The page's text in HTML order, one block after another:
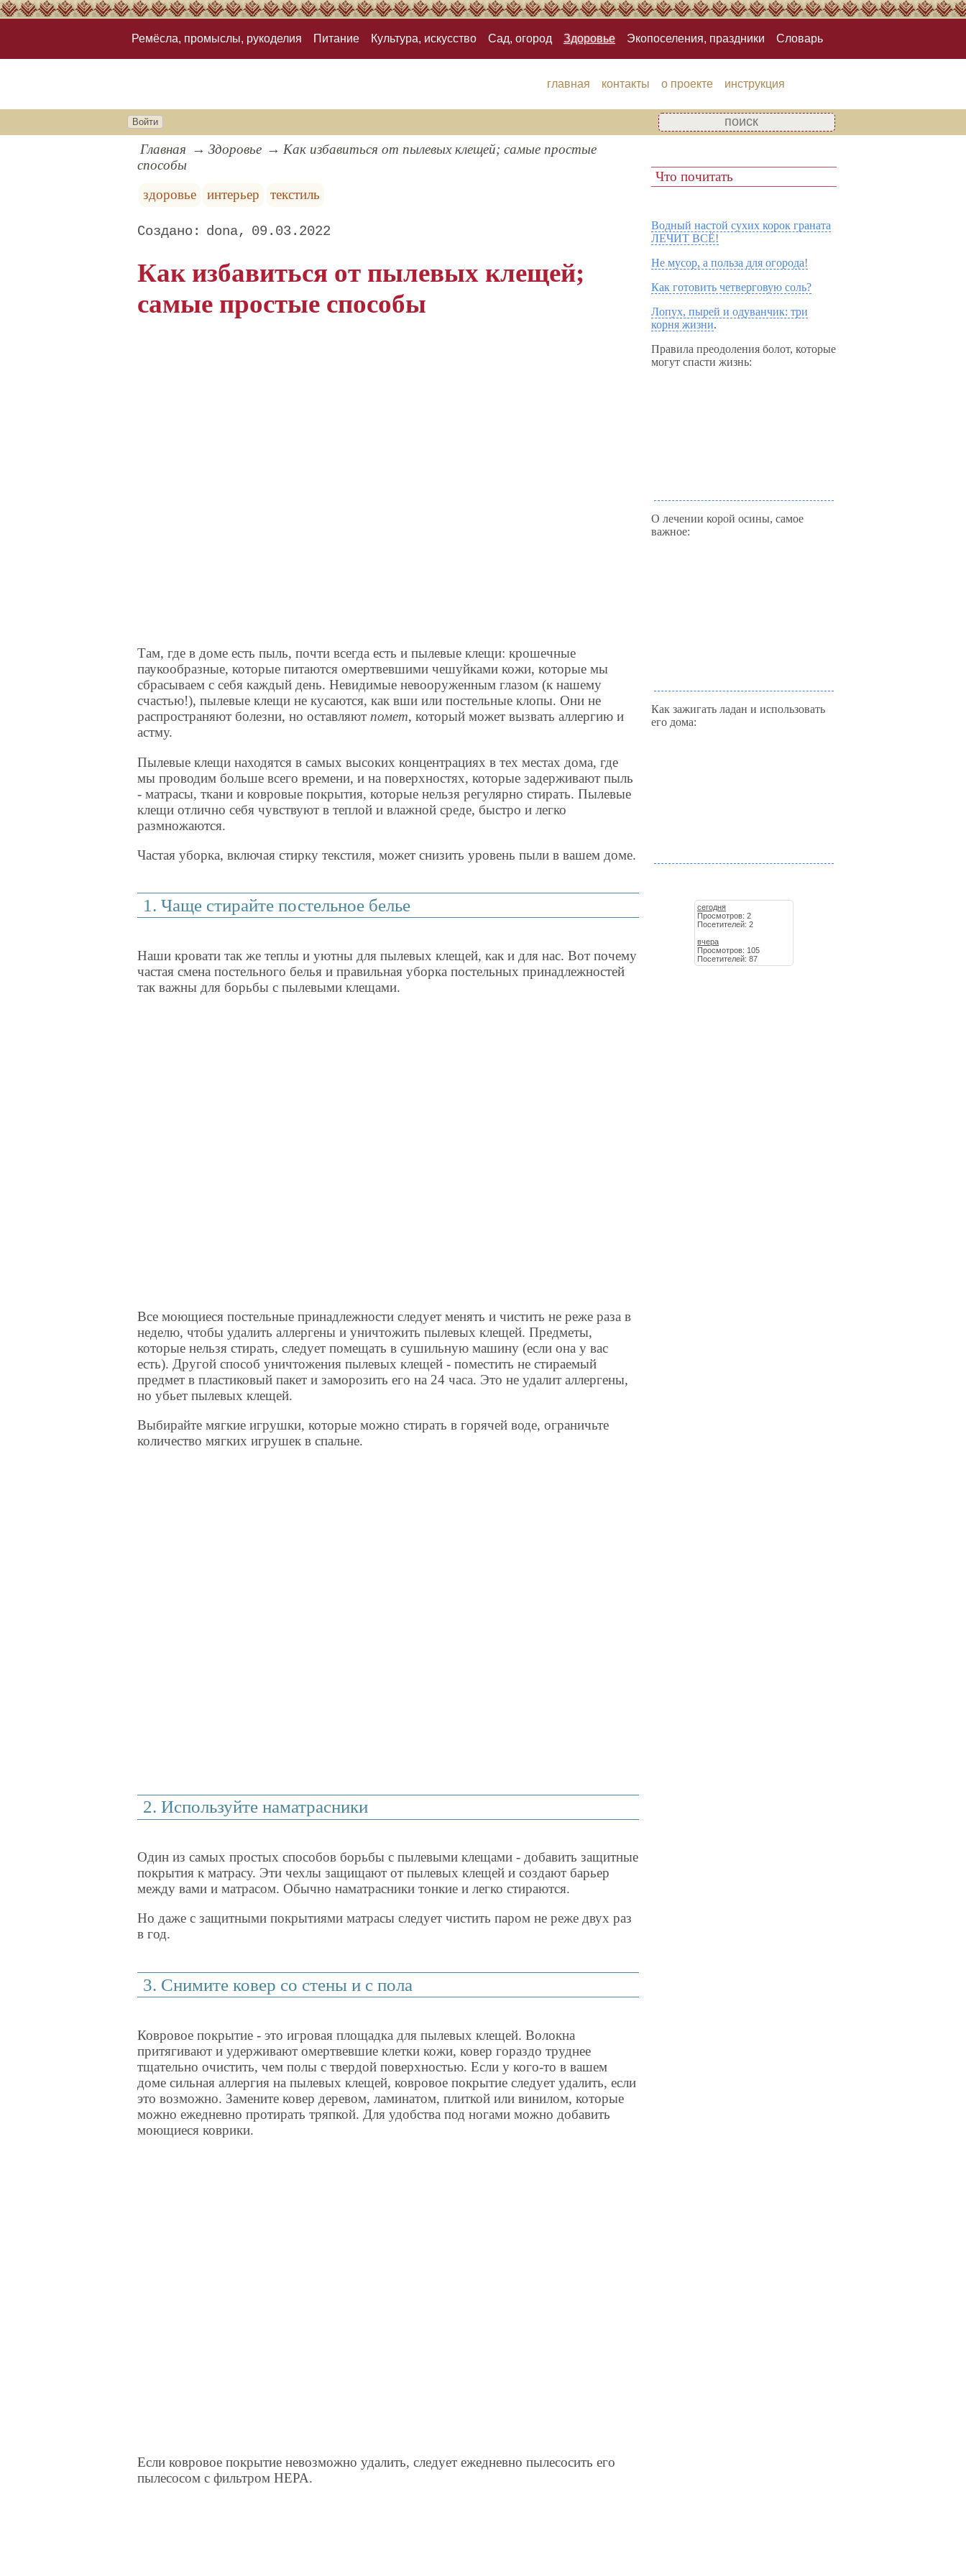
Ремёсла, промыслы, рукоделия Питание Культура, искусство Сад, огород Здоровье Экопоселения, праздники Словарь
главная контакты о проекте инструкция
Войти
Главная Здоровье
Как избавиться от пылевых клещей; самые простые
способы
здоровье
интерьер текстиль
dona 09.03.2022
Как избавиться от пылевых клещей;
самые простые способы
Там, где в доме есть пыль, почти всегда есть и пылевые клещи: крошечные
паукообразные, которые питаются омертвевшими чешуйками кожи, которые мы
сбрасываем с себя каждый день. Невидимые невооруженным глазом (к нашему
счастью!), пылевые клещи не кусаются, как вши или постельные клопы. Они не
распространяют болезни, но оставляютпомет, который может вызвать аллергию и
астму.
Пылевые клещи находятся в самых высоких концентрациях в тех местах дома, где
мы проводим больше всего времени, и на поверхностях, которые задерживают пыль
- матрасы, ткани и ковровые покрытия, которые нельзя регулярно стирать. Пылевые
клещи отлично себя чувствуют в теплой и влажной среде, быстро и легко
размножаются.
Частая уборка, включая стирку текстиля, может снизить уровень пыли в вашем доме.
1. Чаще стирайте постельное белье
Наши кровати так же теплы и уютны для пылевых клещей, как и для нас. Вот почему
частая смена постельного белья и правильная уборка постельных принадлежностей
так важны для борьбы с пылевыми клещами.
Все моющиеся постельные принадлежности следует менять и чистить не реже раза в
неделю, чтобы удалить аллергены и уничтожить пылевых клещей. Предметы,
которые нельзя стирать, следует помещать в сушильную машину (если она у вас
есть). Другой способ уничтожения пылевых клещей - поместить не стираемый
предмет в пластиковый пакет и заморозить его на 24 часа. Это не удалит аллергены,
но убьет пылевых клещей.
Выбирайте мягкие игрушки, которые можно стирать в горячей воде, ограничьте
количество мягких игрушек в спальне.
2. Используйте наматрасники
Один из самых простых способов борьбы с пылевыми клещами - добавить защитные
покрытия к матрасу. Эти чехлы защищают от пылевых клещей и создают барьер
между вами и матрасом. Обычно наматрасники тонкие и легко стираются.
Но даже с защитными покрытиями матрасы следует чистить паром не реже двух раз
в год.
3. Снимите ковер со стены и с пола
Ковровое покрытие - это игровая площадка для пылевых клещей. Волокна
притягивают и удерживают омертвевшие клетки кожи, ковер гораздо труднее
тщательно очистить, чем полы с твердой поверхностью. Если у кого-то в вашем
доме сильная аллергия на пылевых клещей, ковровое покрытие следует удалить, если
это возможно. Замените ковер деревом, ламинатом, плиткой или винилом, которые
можно ежедневно протирать тряпкой. Для удобства под ногами можно добавить
моющиеся коврики.
Если ковровое покрытие невозможно удалить, следует ежедневно пылесосить его
пылесосом с фильтром HEPA.
Что почитать
Водный настой сухих корок граната
ЛЕЧИТ ВСЁ!
Не мусор, а польза для огорода!
Как готовить четверговую соль?
Лопух, пырей и одуванчик: три
корня жизни.
Правила преодоления болот, которые
могут спасти жизнь:
О лечении корой осины, самое
важное:
Как зажигать ладан и использовать
его дома:
сегодня
Просмотров: 2
Посетителей: 2
вчера
Просмотров: 105
Посетителей: 87